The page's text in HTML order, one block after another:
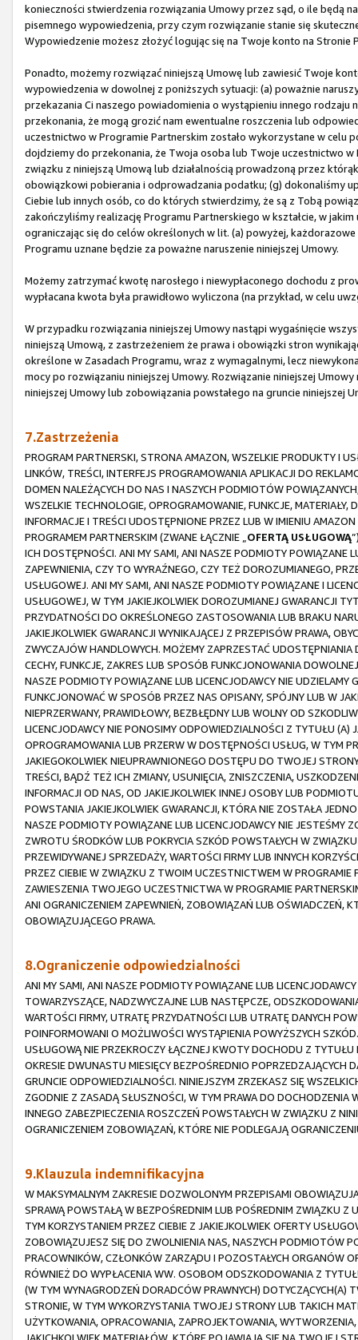
konieczności stwierdzenia rozwiązania Umowy przez sąd, o ile będą
pisemnego wypowiedzenia, przy czym rozwiązanie stanie się
Wypowiedzenie możesz złożyć logując się na Twoje konto na
Ponadto, możemy rozwiązać niniejszą Umowę lub zawiesić Twoje
wypowiedzenia w dowolnej z poniższych sytuacji: (a) poważnie
przekazania Ci naszego powiadomienia o wystąpieniu innego
przekonania, że mogą grozić nam ewentualne roszczenia lub
uczestnictwo w Programie Partnerskim zostało wykorzystane w celu
dojdziemy do przekonania, że Twoja osoba lub Twoje uczestnictwo
związku z niniejszą Umową lub działalnością prowadzoną przez
obowiązkowi pobierania i odprowadzania podatku; (g) dokonaliśmy
Ciebie lub innych osób, co do których stwierdzimy, że są z Tobą
zakończyliśmy realizację Programu Partnerskiego w kształcie, w
ograniczając się do celów określonych w lit. (a) powyżej,
Programu uznane będzie za poważne naruszenie niniejszej Umowy.
Możemy zatrzymać kwotę narosłego i niewypłaconego dochodu z
wypłacana kwota była prawidłowo wyliczona (na przykład, w celu
W przypadku rozwiązania niniejszej Umowy nastąpi wygaśnięcie
niniejszą Umową, z zastrzeżeniem że prawa i obowiązki stron
określone w Zasadach Programu, wraz z wymagalnymi, lecz
mocy po rozwiązaniu niniejszej Umowy. Rozwiązanie niniejszej
niniejszej Umowy lub zobowiązania powstałego na gruncie niniejszej
7.Zastrzeżenia
PROGRAM PARTNERSKI, STRONA AMAZON, WSZELKIE PRODUKTY I
LINKÓW, TREŚCI, INTERFEJS PROGRAMOWANIA APLIKACJI DO
DOMEN NALEŻĄCYCH DO NAS I NASZYCH PODMIOTÓW
WSZELKIE TECHNOLOGIE, OPROGRAMOWANIE, FUNKCJE,
INFORMACJE I TREŚCI UDOSTĘPNIONE PRZEZ LUB W IMIENIU
PROGRAMEM PARTNERSKIM (ZWANE ŁĄCZNIE „ OFERTĄ USŁUGOWĄ
ICH DOSTĘPNOŚCI. ANI MY SAMI, ANI NASZE PODMIOTY POWIĄZANE
ZAPEWNIENIA, CZY TO WYRAŹNEGO, CZY TEŻ DOROZUMIANEGO,
USŁUGOWEJ. ANI MY SAMI, ANI NASZE PODMIOTY POWIĄZANE I
USŁUGOWEJ, W TYM JAKIEJKOLWIEK DOROZUMIANEJ GWARANCJI
PRZYDATNOŚCI DO OKREŚLONEGO ZASTOSOWANIA LUB BRAKU
JAKIEJKOLWIEK GWARANCJI WYNIKAJĄCEJ Z PRZEPISÓW PRAWA,
ZWYCZAJÓW HANDLOWYCH. MOŻEMY ZAPRZESTAĆ
CECHY, FUNKCJE, ZAKRES LUB SPOSÓB FUNKCJONOWANIA
NASZE PODMIOTY POWIĄZANE LUB LICENCJODAWCY NIE
FUNKCJONOWAĆ W SPOSÓB PRZEZ NAS OPISANY, SPÓJNY LUB W
NIEPRZERWANY, PRAWIDŁOWY, BEZBŁĘDNY LUB WOLNY OD
LICENCJODAWCY NIE PONOSIMY ODPOWIEDZIALNOŚCI Z TYTUŁU
OPROGRAMOWANIA LUB PRZERW W DOSTĘPNOŚCI USŁUG, W TYM
JAKIEGOKOLWIEK NIEUPRAWNIONEGO DOSTĘPU DO TWOJEJ
TREŚCI, BĄDŹ TEŻ ICH ZMIANY, USUNIĘCIA, ZNISZCZENIA,
INFORMACJI OD NAS, OD JAKIEJKOLWIEK INNEJ OSOBY LUB
POWSTANIA JAKIEJKOLWIEK GWARANCJI, KTÓRA NIE ZOSTAŁA
NASZE PODMIOTY POWIĄZANE LUB LICENCJODAWCY NIE
ZWROTU ŚRODKÓW LUB POKRYCIA SZKÓD POWSTAŁYCH W
PRZEWIDYWANEJ SPRZEDAŻY, WARTOŚCI FIRMY LUB INNYCH
PRZEZ CIEBIE W ZWIĄZKU Z TWOIM UCZESTNICTWEM W
ZAWIESZENIA TWOJEGO UCZESTNICTWA W PROGRAMIE
ANI OGRANICZENIEM ZAPEWNIEŃ, ZOBOWIĄZAŃ LUB OŚWIADCZEŃ,
OBOWIĄZUJĄCEGO PRAWA.
8.Ograniczenie odpowiedzialności
ANI MY SAMI, ANI NASZE PODMIOTY POWIĄZANE LUB
TOWARZYSZĄCE, NADZWYCZAJNE LUB NASTĘPCZE,
WARTOŚCI FIRMY, UTRATĘ PRZYDATNOŚCI LUB UTRATĘ DANYCH
POINFORMOWANI O MOŻLIWOŚCI WYSTĄPIENIA POWYŻSZYCH
USŁUGOWĄ NIE PRZEKROCZY ŁĄCZNEJ KWOTY DOCHODU Z
OKRESIE DWUNASTU MIESIĘCY BEZPOŚREDNIO
GRUNCIE ODPOWIEDZIALNOŚCI. NINIEJSZYM ZRZEKASZ SIĘ
ZGODNIE Z ZASADĄ SŁUSZNOŚCI, W TYM PRAWA DO
INNEGO ZABEZPIECZENIA ROSZCZEŃ POWSTAŁYCH W ZWIĄZKU Z
OGRANICZENIEM ZOBOWIĄZAŃ, KTÓRE NIE PODLEGAJĄ
9.Klauzula indemnifikacyjna
W MAKSYMALNYM ZAKRESIE DOZWOLONYM PRZEPISAMI
SPRAWĄ POWSTAŁĄ W BEZPOŚREDNIM LUB POŚREDNIM ZWIĄZKU
TYM KORZYSTANIEM PRZEZ CIEBIE Z JAKIEJKOLWIEK OFERTY
ZOBOWIĄZUJESZ SIĘ DO ZWOLNIENIA NAS, NASZYCH PODMIOTÓW
PRACOWNIKÓW, CZŁONKÓW ZARZĄDU I POZOSTAŁYCH ORGANÓW
RÓWNIEŻ DO WYPŁACENIA WW. OSOBOM ODSZKODOWANIA Z
(W TYM WYNAGRODZEŃ DORADCÓW PRAWNYCH) DOTYCZĄCYCH(A)
STRONIE, W TYM WYKORZYSTANIA TWOJEJ STRONY LUB TAKICH
UŻYTKOWANIA, OPRACOWANIA, ZAPROJEKTOWANIA,